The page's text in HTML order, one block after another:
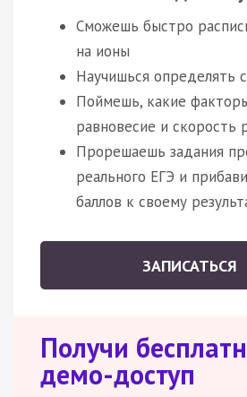
Сможешь быстро
на ионы
Научишься определять
Поймешь, какие
равновесие и скорость
Прорешаешь задания
реального ЕГЭ и
баллов к своему
ЗАПИСАТЬСЯ
Получи
демо-доступ